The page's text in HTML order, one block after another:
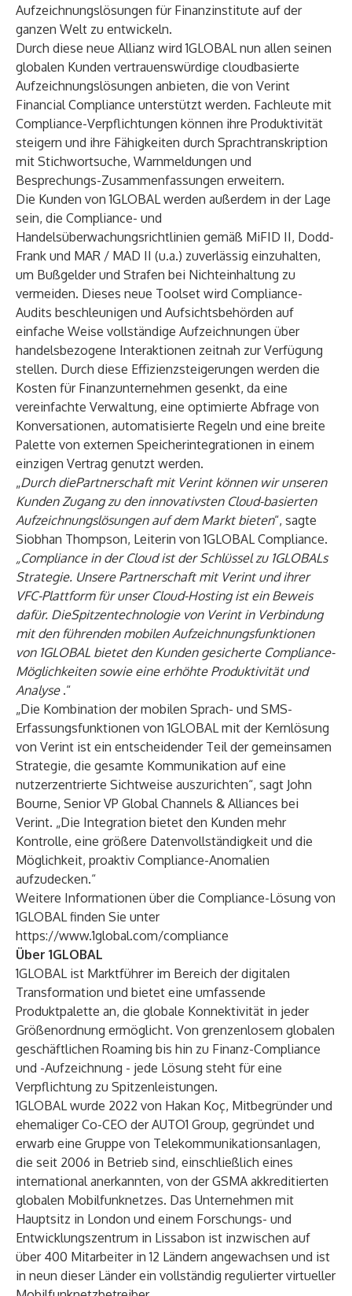
Aufzeichnungslösungen für Finanzinstitute auf der
ganzen Welt zu entwickeln.
Durch diese neue Allianz wird 1GLOBAL nun allen seinen
globalen Kunden vertrauenswürdige cloudbasierte
Aufzeichnungslösungen anbieten, die von Verint
Financial Compliance unterstützt werden. Fachleute mit
Compliance-Verpflichtungen können ihre Produktivität
steigern und ihre Fähigkeiten durch Sprachtranskription
mit Stichwortsuche, Warnmeldungen und
Besprechungs-Zusammenfassungen erweitern.
Die Kunden von 1GLOBAL werden außerdem in der Lage
sein, die Compliance- und
Handelsüberwachungsrichtlinien gemäß MiFID II, Dodd-
Frank und MAR / MAD II (u.a.) zuverlässig einzuhalten,
um Bußgelder und Strafen bei Nichteinhaltung zu
vermeiden. Dieses neue Toolset wird Compliance-
Audits beschleunigen und Aufsichtsbehörden auf
einfache Weise vollständige Aufzeichnungen über
handelsbezogene Interaktionen zeitnah zur Verfügung
stellen. Durch diese Effizienzsteigerungen werden die
Kosten für Finanzunternehmen gesenkt, da eine
vereinfachte Verwaltung, eine optimierte Abfrage von
Konversationen, automatisierte Regeln und eine breite
Palette von externen Speicherintegrationen in einem
einzigen Vertrag genutzt werden.
„Durch diePartnerschaft mit Verint können wir unseren
Kunden Zugang zu den innovativsten Cloud-basierten
Aufzeichnungslösungen auf dem Markt bieten“, sagte
Siobhan Thompson, Leiterin von 1GLOBAL Compliance.
„Compliance in der Cloud ist der Schlüssel zu 1GLOBALs
Strategie. Unsere Partnerschaft mit Verint und ihrer
VFC-Plattform für unser Cloud-Hosting ist ein Beweis
dafür. DieSpitzentechnologie von Verint in Verbindung
mit den führenden mobilen Aufzeichnungsfunktionen
von 1GLOBAL bietet den Kunden gesicherte Compliance-
Möglichkeiten sowie eine erhöhte Produktivität und
Analyse.“
„Die Kombination der mobilen Sprach- und SMS-
Erfassungsfunktionen von 1GLOBAL mit der Kernlösung
von Verint ist ein entscheidender Teil der gemeinsamen
Strategie, die gesamte Kommunikation auf eine
nutzerzentrierte Sichtweise auszurichten“, sagt John
Bourne, Senior VP Global Channels & Alliances bei
Verint. „Die Integration bietet den Kunden mehr
Kontrolle, eine größere Datenvollständigkeit und die
Möglichkeit, proaktiv Compliance-Anomalien
aufzudecken.“
Weitere Informationen über die Compliance-Lösung von
1GLOBAL finden Sie unter
https://www.1global.com/compliance
Über 1GLOBAL
1GLOBAL ist Marktführer im Bereich der digitalen
Transformation und bietet eine umfassende
Produktpalette an, die globale Konnektivität in jeder
Größenordnung ermöglicht. Von grenzenlosem globalen
geschäftlichen Roaming bis hin zu Finanz-Compliance
und -Aufzeichnung - jede Lösung steht für eine
Verpflichtung zu Spitzenleistungen.
1GLOBAL wurde 2022 von Hakan Koç, Mitbegründer und
ehemaliger Co-CEO der AUTO1 Group, gegründet und
erwarb eine Gruppe von Telekommunikationsanlagen,
die seit 2006 in Betrieb sind, einschließlich eines
international anerkannten, von der GSMA akkreditierten
globalen Mobilfunknetzes. Das Unternehmen mit
Hauptsitz in London und einem Forschungs- und
Entwicklungszentrum in Lissabon ist inzwischen auf
über 400 Mitarbeiter in 12 Ländern angewachsen und ist
in neun dieser Länder ein vollständig regulierter virtueller